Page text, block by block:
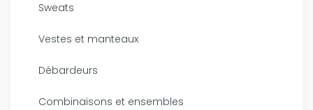
Sweats
Vestes et manteaux
Débardeurs
Combinaisons et ensembles